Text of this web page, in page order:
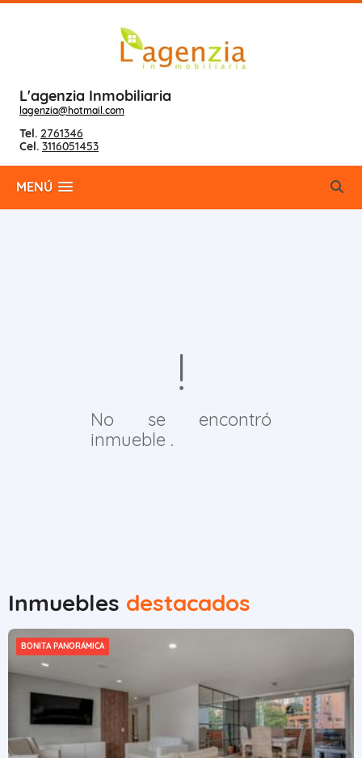
L'agenzia Inmobiliaria
lagenzia@hotmail.com
Tel. 2761346
Cel. 3116051453
MENÚ
No se encontró
inmueble .
Inmuebles destacados
BONITA PANORÁMICA